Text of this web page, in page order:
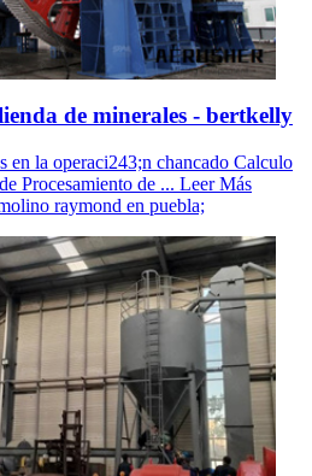
de minerales - bertkelly
en la operaci243;n chancado Calculo
Procesamiento de ... Leer Más
raymond en puebla;